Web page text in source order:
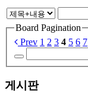
Board Pagination
Prev 1 2 3 4 5 6 7
게시판